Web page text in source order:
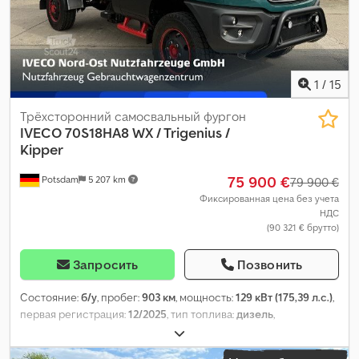
1 / 15
Potsdam 5 207 km
Трёхсторонний самосвальный фургон
IVECO70S18HA8 WX / Trigenius /
Kipper
75 900 €79 900 €
Фиксированная цена без учета
НДС
(90 321 € брутто)
Запросить Позвонить
Состояние:б/у, пробег:903 км, мощность:129 кВт (175,39 л.с.),
первая регистрация:12/2025, тип топлива:дизель,
, максимальная грузоподъёмность:
3 140 кг, общий вес:7 000 кг, конфигурация осей:2 оси,